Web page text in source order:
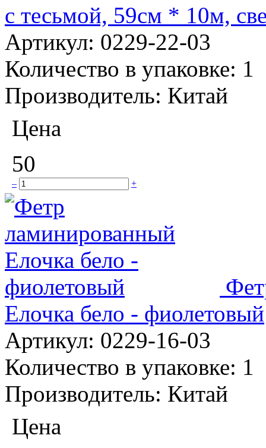
с тесьмой, 59см * 10м,
Артикул: 0229-22-03
Количество в упаковке: 1
Производитель: Китай
Цена
50
– +
Елочка бело - фиолетовый
Артикул: 0229-16-03
Количество в упаковке: 1
Производитель: Китай
Цена